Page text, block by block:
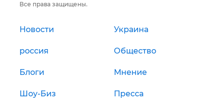
Все права защищены.
Новости Украина
россия Общество
Блоги Мнение
Шоу-Биз Пресса